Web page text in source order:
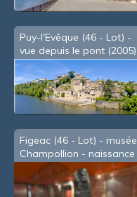
Puy-l'Evêque (46 - Lot) -
vue depuis le pont (2005)
Figeac (46 - Lot) - musée
Champollion - naissance
des écritures